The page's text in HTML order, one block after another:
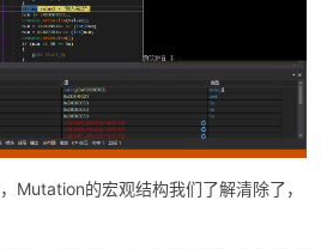
Mutation的宏观结构我们了解清除了，